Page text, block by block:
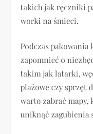
takich jak ręczniki
worki na śmieci.
Podczas
zapomnieć o
takim jak latarki,
plażowe czy sprzęt
warto zabrać mapy,
uniknąć zagubienia